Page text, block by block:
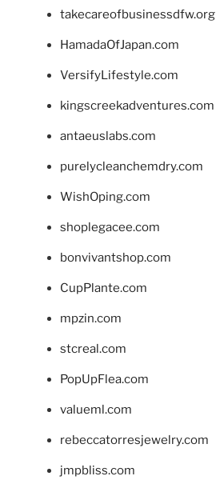
takecareofbusinessdfw.org
HamadaOfJapan.com
VersifyLifestyle.com
kingscreekadventures.com
antaeuslabs.com
purelycleanchemdry.com
WishOping.com
shoplegacee.com
bonvivantshop.com
CupPlante.com
mpzin.com
stcreal.com
PopUpFlea.com
valueml.com
rebeccatorresjewelry.com
jmpbliss.com